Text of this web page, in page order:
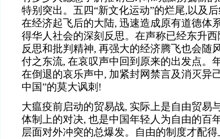
特别突出。五四“新文化运动”的烂尾,以及
在经济起飞后的大陆, 迅速造成原有道德体
得华人社会的深刻反思。在声称已经东升西
反思和批判精神, 再强大的经济腾飞也会随
付之东流, 在哀叹声中回到原来的出发点。
在倒退的哀乐声中, 加紧封网禁言及消灭异
中国”的莫大讽刺!
大瘟疫前启动的贸易战, 实际上是自由贸易
体制上的对决, 也是中国年轻人为自由的百
层面对外冲突的总爆发。自由的制度才配